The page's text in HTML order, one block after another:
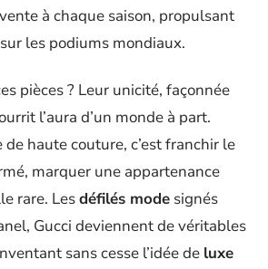
à chaque saison, propulsant
sur les podiums mondiaux.
pièces ? Leur unicité, façonnée
l’aura d’un monde à part.
haute couture, c’est franchir le
marquer une appartenance
rare. Lesdéfilés mode signés
Gucci deviennent de véritables
sans cesse l’idée de luxe